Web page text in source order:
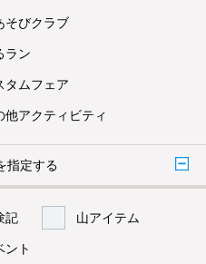
そびクラブ
ラン
タムフェア
他アクティビティ
指定する
記 山アイテム
ント